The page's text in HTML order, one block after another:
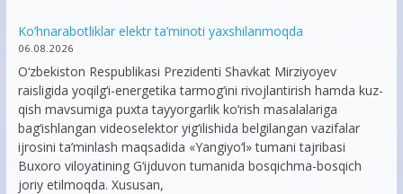
Ko’hnarabotliklar elektr ta’minoti yaxshilanmoqda
06.08.2026
O‘zbekiston Respublikasi Prezidenti Shavkat Mirziyoyev
raisligida yoqilg‘i-energetika tarmog‘ini rivojlantirish hamda kuz-
qish mavsumiga puxta tayyorgarlik ko‘rish masalalariga
bag‘ishlangan videoselektor yig‘ilishida belgilangan vazifalar
ijrosini ta’minlash maqsadida «Yangiyo‘l» tumani tajribasi
Buxoro viloyatining G‘ijduvon tumanida bosqichma-bosqich
joriy etilmoqda. Xususan,